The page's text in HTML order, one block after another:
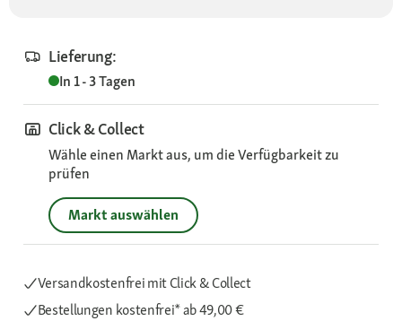
Lieferung:
In 1 - 3 Tagen
Click & Collect
Wähle einen Markt aus, um die Verfügbarkeit zu
prüfen
Markt auswählen
Versandkostenfrei mit Click & Collect
Bestellungen kostenfrei*ab 49,00 €